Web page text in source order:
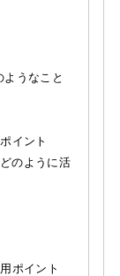
うなこと
イント
のように活
ポイント